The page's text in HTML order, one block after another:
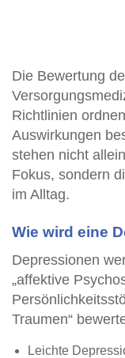
Die Bewertung
Richtlinien
Auswirkungen
stehen nicht
Fokus, sondern
im Alltag.
Wie wird eine
Depressionen
„affektive
Traumen“
Leichte